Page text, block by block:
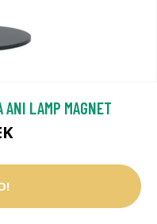
ANI LAMP MAGNET